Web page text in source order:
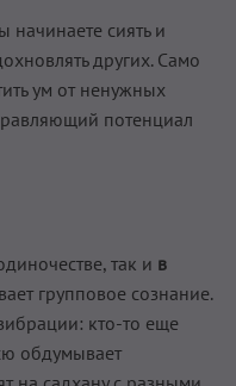
сиять и
других. Само
ум от ненужных
потенциал
так и в
групповое сознание.
кто-то еще
обдумывает